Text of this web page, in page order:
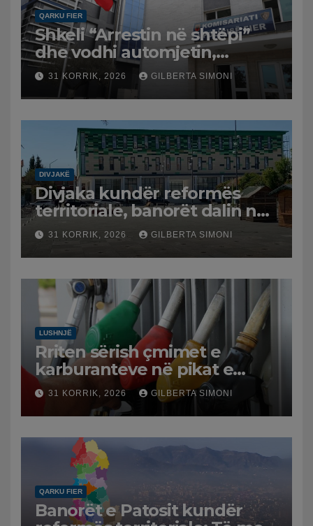
QARKU FIER
Shkeli “Arrestin në shtëpi”
dhe vodhi automjetin,
arrestohet 43-vjeçari
31 KORRIK, 2026 GILBERTA SIMONI
DIVJAKË
Divjaka kundër reformës
territoriale, banorët dalin në
protestë.
31 KORRIK, 2026 GILBERTA SIMONI
LUSHNJË
Rriten sërish çmimet e
karburanteve në pikat e
karburanteve në Lushnjë.
Tensionet në Lindjen e
Mesme shtrenjtojnë naftën
dhe benzinën në vend
31 KORRIK, 2026 GILBERTA SIMONI
QARKU FIER
Banorët e Patosit kundër